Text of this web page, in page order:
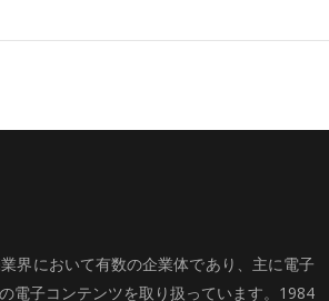
界において有数の企業体であり、主に電子
電子コンテンツを取り扱っています。1984